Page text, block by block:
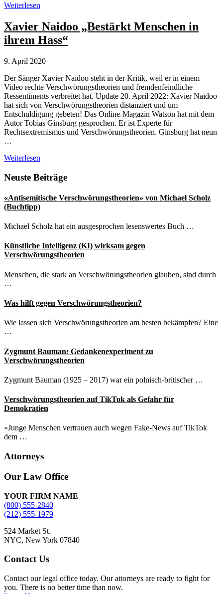
Attila
mit
Hochwasser-
Verschwörungstheorie
Weiterlesen
Xavier Naidoo „Bestärkt Menschen in
ihrem Hass“
9. April 2020
Der Sänger Xavier Naidoo steht in der Kritik, weil er in einem
Video rechte Verschwörungstheorien und fremdenfeindliche
Ressentiments verbreitet hat. Update 20. April 2022: Xavier Naidoo
hat sich von Verschwörungstheorien distanziert und um
Entschuldigung gebeten! Das Online-Magazin Watson hat mit dem
Autor Tobias Ginsburg gesprochen. Er ist Experte für
Rechtsextremismus und Verschwörungstheorien. Ginsburg hat neun
…
Xavier
„Bestärkt
ihrem
Hass“
Weiterlesen
Seitenspalte
Neuste Beiträge
«Antisemitische Verschwörungstheorien» von Michael Scholz
(Buchtipp)
Michael Scholz hat ein ausgesprochen lesenswertes Buch …
Künstliche Intelligenz (KI) wirksam gegen
Verschwörungstheorien
Menschen, die stark an Verschwörungstheorien glauben, sind durch
…
Was hilft gegen Verschwörungstheorien?
Wie lassen sich Verschwörungstheorien am besten bekämpfen? Eine
…
Zygmunt Bauman: Gedankenexperiment zu
Verschwörungstheorien
Zygmunt Bauman (1925 – 2017) war ein polnisch-britischer …
Verschwörungstheorien auf TikTok als Gefahr für
Demokratien
«Junge Menschen vertrauen auch wegen Fake-News auf TikTok
dem …
Attorneys
Site
Footer
Our Law Office
YOUR FIRM NAME
(800) 555-2840
(212) 555-1979
524 Market St.
NYC, New York 07840
Contact Us
Contact our legal office today. Our attorneys are ready to fight for
you. There is no better time than now.